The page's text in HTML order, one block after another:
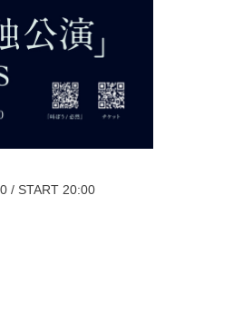
/ START 20:00